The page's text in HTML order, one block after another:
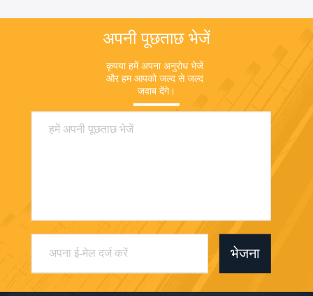
अपनी पूछताछ भेजें
कृपया हमें अपना अनुरोध भेजें
और हम आपको जल्द से जल्द
जवाब देंगे।
भेजना